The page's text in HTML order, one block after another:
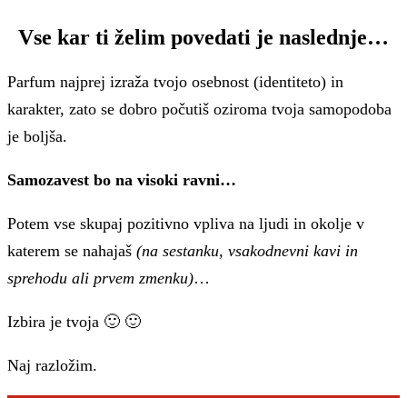
Vse kar ti želim povedati je naslednje…
Parfum najprej izraža tvojo osebnost (identiteto) in
karakter, zato se dobro počutiš oziroma tvoja samopodoba
je boljša.
Samozavest bo na visoki ravni…
Potem vse skupaj pozitivno vpliva na ljudi in okolje v
katerem se nahajaš (na sestanku, vsakodnevni kavi in
sprehodu ali prvem zmenku)…
Izbira je tvoja 🙂 🙂
Naj razložim.